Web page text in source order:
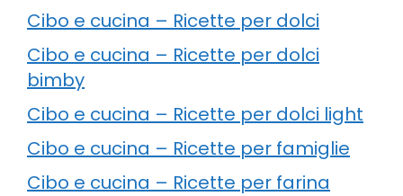
Cibo e cucina – Ricette per dolci
Cibo e cucina – Ricette per dolci
bimby
Cibo e cucina – Ricette per dolci light
Cibo e cucina – Ricette per famiglie
Cibo e cucina – Ricette per farina